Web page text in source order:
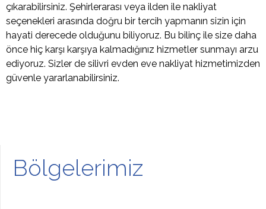
çıkarabilirsiniz. Şehirlerarası veya ilden ile nakliyat
seçenekleri arasında doğru bir tercih yapmanın sizin için
hayati derecede olduğunu biliyoruz. Bu bilinç ile size daha
önce hiç karşı karşıya kalmadığınız hizmetler sunmayı arzu
ediyoruz. Sizler de silivri evden eve nakliyat hizmetimizden
güvenle yararlanabilirsiniz.
Bölgelerimiz